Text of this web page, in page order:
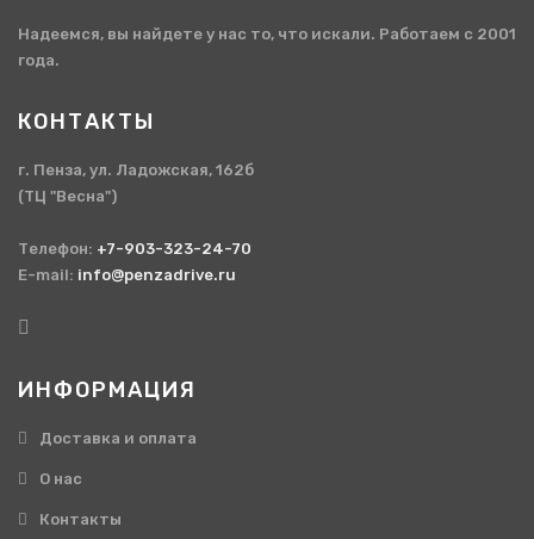
Надеемся, вы найдете у нас то, что искали. Работаем с 2001
года.
КОНТАКТЫ
г. Пенза, ул. Ладожская, 162б
(ТЦ "Весна")
Телефон: +7-903-323-24-70
E-mail: info@penzadrive.ru
ИНФОРМАЦИЯ
Доставка и оплата
О нас
Контакты